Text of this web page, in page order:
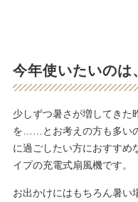
今年使いたいのは
少しずつ暑さが増してきた
を……とお考えの方も多い
に過ごしたい方におすすめ
イプの充電式扇風機です。
お出かけにはもちろん暑い